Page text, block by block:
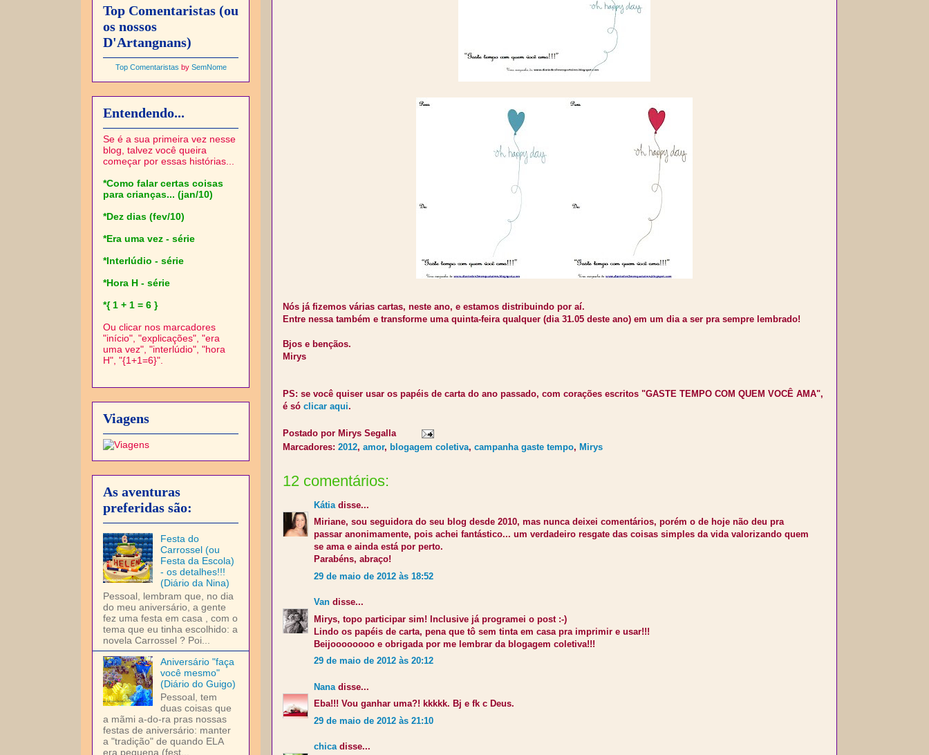
Nós já fizemos várias cartas, neste ano, e estamos distribuindo por aí.
Entre nessa também e transforme uma quinta-feira qualquer (dia 31.05 deste ano) em um dia a ser pra sempre lembrado!
Bjos e bençãos.
Mirys
PS: se você quiser usar os papéis de carta do ano passado, com corações escritos "GASTE TEMPO COM QUEM VOCÊ AMA",
é só clicar aqui.
Postado por Mirys Segalla
Marcadores: 2012, amor, blogagem coletiva, campanha gaste tempo, Mirys
12 comentários:
Kátia disse...
Miriane, sou seguidora do seu blog desde 2010, mas nunca deixei comentários, porém o de hoje não deu pra
passar anonimamente, pois achei fantástico... um verdadeiro resgate das coisas simples da vida valorizando quem
se ama e ainda está por perto.
Parabéns, abraço!
29 de maio de 2012 às 18:52
Van disse...
Mirys, topo participar sim! Inclusive já programei o post :-)
Lindo os papéis de carta, pena que tô sem tinta em casa pra imprimir e usar!!!
Beijoooooooo e obrigada por me lembrar da blogagem coletiva!!!
29 de maio de 2012 às 20:12
Nana disse...
Eba!!! Vou ganhar uma?! kkkkk. Bj e fk c Deus.
29 de maio de 2012 às 21:10
chicadisse...
Top Comentaristas (ou
os nossos
D'Artangnans)
Top Comentaristas by SemNome
Entendendo...
Se é a sua primeira vez nesse
blog, talvez você queira
começar por essas histórias...
*Como falar certas coisas
para crianças... (jan/10)
*Dez dias (fev/10)
*Era uma vez - série
*Interlúdio - série
*Hora H - série
*{ 1 + 1 = 6 }
Ou clicar nos marcadores
"início", "explicações", "era
uma vez", "interlúdio", "hora
H", "{1+1=6}".
Viagens
As aventuras
preferidas são:
Festa do
Carrossel (ou
Festa da Escola)
- os detalhes!!!
(Diário da Nina)
Pessoal, lembram que, no dia
do meu aniversário, a gente
fez uma festa em casa , com o
tema que eu tinha escolhido: a
novela Carrossel ? Poi...
Aniversário "faça
você mesmo"
(Diário do Guigo)
Pessoal, tem
duas coisas que
a mãmi a-do-ra pras nossas
festas de aniversário: manter
a "tradição" de quando ELA
era pequena (fest...